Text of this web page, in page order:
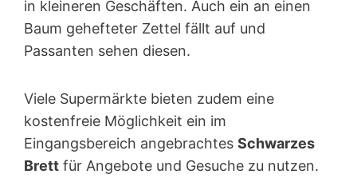
in kleineren Geschäften. Auch ein an einen
Baum gehefteter Zettel fällt auf und
Passanten sehen diesen.
Viele Supermärkte bieten zudem eine
kostenfreie Möglichkeit ein im
Eingangsbereich angebrachtes Schwarzes
Brett für Angebote und Gesuche zu nutzen.